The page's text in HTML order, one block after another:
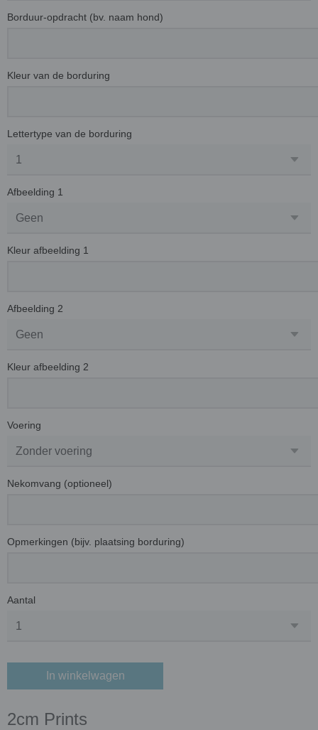
Borduur-opdracht (bv. naam hond)
Kleur van de borduring
Lettertype van de borduring
Afbeelding 1
Kleur afbeelding 1
Afbeelding 2
Kleur afbeelding 2
Voering
Nekomvang (optioneel)
Opmerkingen (bijv. plaatsing borduring)
Aantal
In winkelwagen
2cm Prints